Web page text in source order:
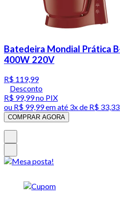
Batedeira Mondial Prática
400W 220V
R$ 119,99
Desconto
R$ 99,99no PIX
ou R$ 99,99em até 3x de R$
COMPRAR AGORA